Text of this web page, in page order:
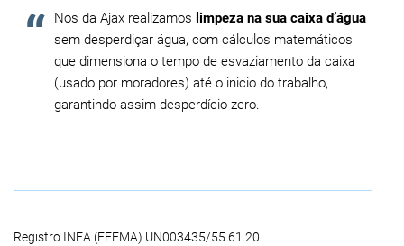
Nos da Ajax realizamos limpeza na sua caixa d’água
sem desperdiçar água, com cálculos matemáticos
que dimensiona o tempo de esvaziamento da caixa
(usado por moradores) até o inicio do trabalho,
garantindo assim desperdício zero.
Registro INEA (FEEMA) UN003435/55.61.20